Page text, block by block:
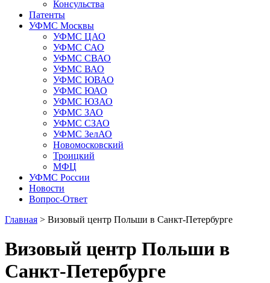
Консульства
Патенты
УФМС Москвы
УФМС ЦАО
УФМС САО
УФМС СВАО
УФМС ВАО
УФМС ЮВАО
УФМС ЮАО
УФМС ЮЗАО
УФМС ЗАО
УФМС СЗАО
УФМС ЗелАО
Новомосковский
Троицкий
МФЦ
УФМС России
Новости
Вопрос-Ответ
Главная > Визовый центр Польши в Санкт-Петербурге
Визовый центр Польши в
Санкт-Петербурге